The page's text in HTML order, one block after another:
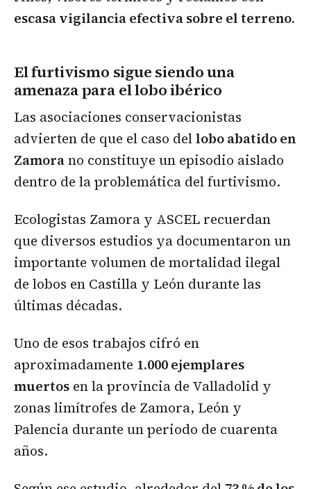
escasa vigilancia efectiva sobre el terreno.
El furtivismo sigue siendo una
amenaza para el lobo ibérico
Las asociaciones conservacionistas
advierten de que el caso dellobo abatido en
Zamorano constituye un episodio aislado
dentro de la problemática del furtivismo.
Ecologistas Zamora y ASCEL recuerdan
que diversos estudios ya documentaron un
importante volumen de mortalidad ilegal
de lobos en Castilla y León durante las
últimas décadas.
Uno de esos trabajos cifró en
aproximadamente 1.000 ejemplares
muertos en la provincia de Valladolid y
zonas limítrofes de Zamora, León y
Palencia durante un periodo de cuarenta
años.